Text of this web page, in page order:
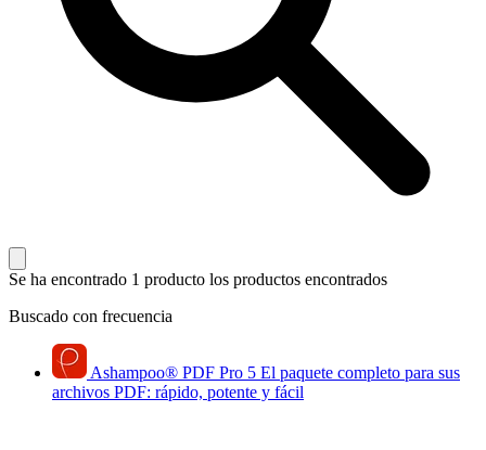
Se ha encontrado 1 producto los productos encontrados
Buscado con frecuencia
Ashampoo® PDF Pro 5 El paquete completo para sus
archivos PDF: rápido, potente y fácil